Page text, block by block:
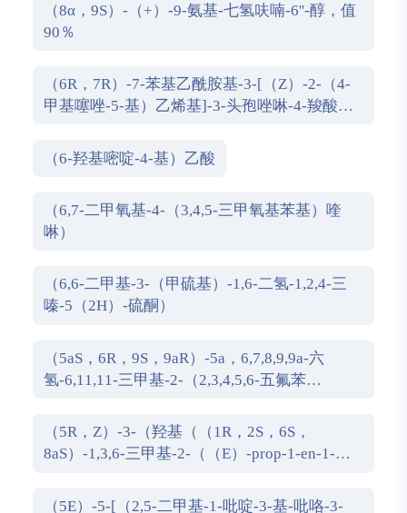
（8α，9S）-（+）-9-氨基-七氢呋喃-6''-醇，值
90％
（6R，7R）-7-苯基乙酰胺基-3-[（Z）-2-（4-
甲基噻唑-5-基）乙烯基]-3-头孢唑啉-4-羧酸二
（6-羟基嘧啶-4-基）乙酸
（6,7-二甲氧基-4-（3,4,5-三甲氧基苯基）喹
啉）
（6,6-二甲基-3-（甲硫基）-1,6-二氢-1,2,4-三
嗪-5（2H）-硫酮）
（5aS，6R，9S，9aR）-5a，6,7,8,9,9a-六
氢-6,11,11-三甲基-2-（2,3,4,5,6-五氟苯
恶嗪四氟硼酸酯
（5R，Z）-3-（羟基（（1R，2S，6S，
8aS）-1,3,6-三甲基-2-（（E）-prop-1-en-1-
基）-5-（羟甲基）-1-甲基吡咯烷-2,4-二酮
（5E）-5-[（2,5-二甲基-1-吡啶-3-基-吡咯-3-